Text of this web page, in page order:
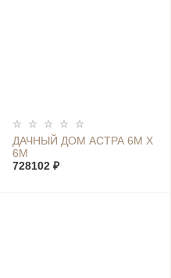
ДАЧНЫЙ ДОМ АСТРА 6М Х
6М
728102 ₽